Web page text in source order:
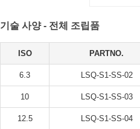
기술 사양 - 전체 조립품
ISO PARTNO.
6.3 LSQ-S1-SS-02
10 LSQ-S1-SS-03
12.5 LSQ-S1-SS-04